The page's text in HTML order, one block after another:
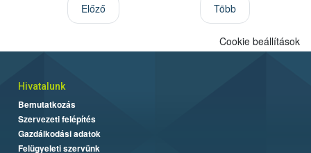
Előző Több
Cookie beállítások
Hivatalunk
Bemutatkozás
Szervezeti felépítés
Gazdálkodási adatok
Felügyeleti szervünk